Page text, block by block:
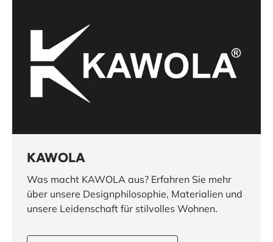
KAWOLA
Was macht KAWOLA aus? Erfahren Sie mehr
über unsere Designphilosophie, Materialien und
unsere Leidenschaft für stilvolles Wohnen.